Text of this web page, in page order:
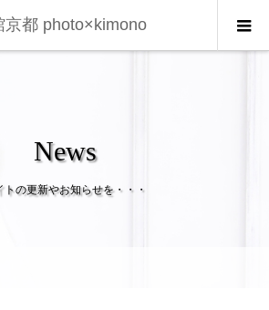
京都 photo×kimono
News
トの更新やお知らせを・・・